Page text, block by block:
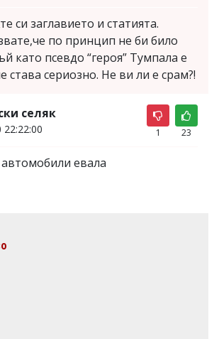
си заглавието и статията.
по принцип не би било
като псевдо “героя” Тумпала е
става сериозно. Не ви ли е срам?!
селяк
22:22:00 1 23
евала